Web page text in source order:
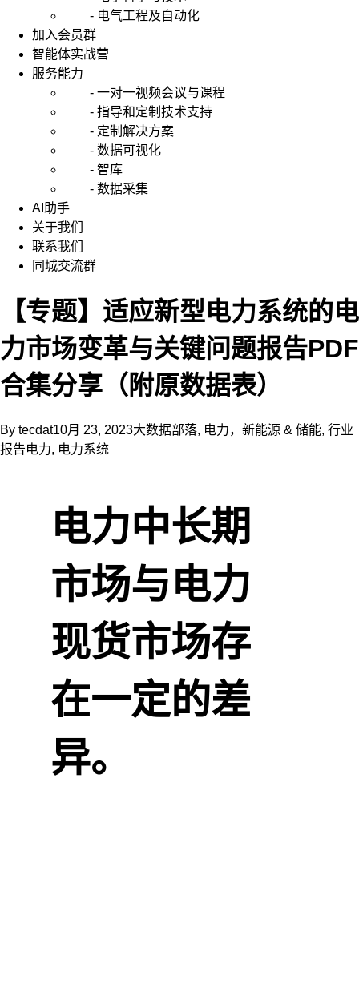
- 电气工程及自动化
加入会员群
智能体实战营
服务能力
- 一对一视频会议与课程
- 指导和定制技术支持
- 定制解决方案
- 数据可视化
- 智库
- 数据采集
AI助手
关于我们
联系我们
同城交流群
【专题】适应新型电力系统的电
力市场变革与关键问题报告PDF
合集分享（附原数据表）
By tecdat10月 23, 2023大数据部落, 电力，新能源 & 储能, 行业
报告电力, 电力系统
电力中长期
市场与电力
现货市场存
在一定的差
异。